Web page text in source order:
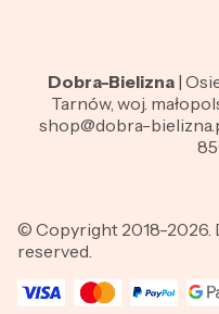
Dobra-Bielizna |
Tarnów, woj.
shop@dobra-
© Copyright 2018-2026.
reserved.